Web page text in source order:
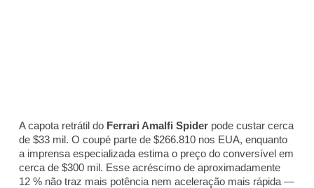
A capota retrátil do Ferrari Amalfi Spider pode custar cerca
de $33 mil. O coupé parte de $266.810 nos EUA, enquanto
a imprensa especializada estima o preço do conversível em
cerca de $300 mil. Esse acréscimo de aproximadamente
12 % não traz mais potência nem aceleração mais rápida —